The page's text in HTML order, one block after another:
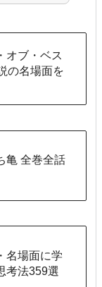
オブ・ベス
の名場面を
亀 全巻全話
名場面に学
考法359選